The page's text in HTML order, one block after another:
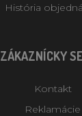
História
ZÁKAZNÍCKY
Kontakt
Reklamácie